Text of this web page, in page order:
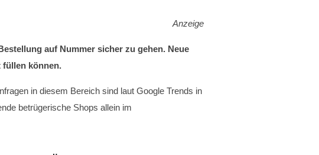
Anzeige
auf Nummer sicher zu gehen. Neue
füllen können.
in diesem Bereich sind laut Google Trends in
betrügerische Shops allein im